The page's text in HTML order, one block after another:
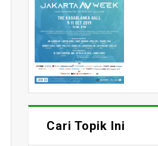
Cari Topik Ini